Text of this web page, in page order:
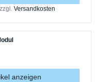
zzgl.Versandkosten
anzeigen